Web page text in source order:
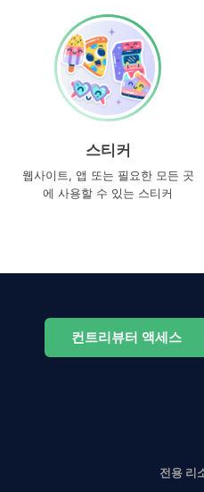
스티커
웹사이트, 앱 또는 필요한 모든 곳
에 사용할 수 있는 스티커
컨트리뷰터 액세스
전용 리